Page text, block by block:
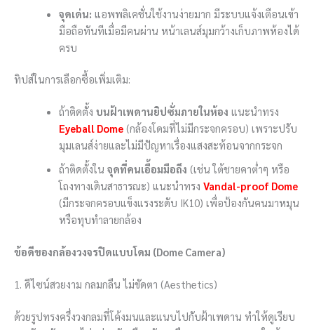
จุดเด่น: แอพพลิเคชั่นใช้งานง่ายมาก มีระบบแจ้งเตือนเข้า
มือถือทันทีเมื่อมีคนผ่าน หน้าเลนส์มุมกว้างเก็บภาพห้องได้
ครบ
ทิปส์ในการเลือกซื้อเพิ่มเติม:
ถ้าติดตั้ง บนฝ้าเพดานยิปซั่มภายในห้อง แนะนำทรง
Eyeball Dome(กล้องโดมที่ไม่มีกระจกครอบ) เพราะปรับ
มุมเลนส์ง่ายและไม่มีปัญหาเรื่องแสงสะท้อนจากกระจก
ถ้าติดตั้งใน จุดที่คนเอื้อมมือถึง (เช่น ใต้ชายคาต่ำๆ หรือ
โถงทางเดินสาธารณะ) แนะนำทรง Vandal-proof Dome
(มีกระจกครอบแข็งแรงระดับ IK10) เพื่อป้องกันคนมาหมุน
หรือทุบทำลายกล้อง
ข้อดีของกล้องวงจรปิดแบบโดม (Dome Camera)
1. ดีไซน์สวยงาม กลมกลืน ไม่ขัดตา (Aesthetics)
ด้วยรูปทรงครึ่งวงกลมที่โค้งมนและแนบไปกับฝ้าเพดาน ทำให้ดูเรียบ